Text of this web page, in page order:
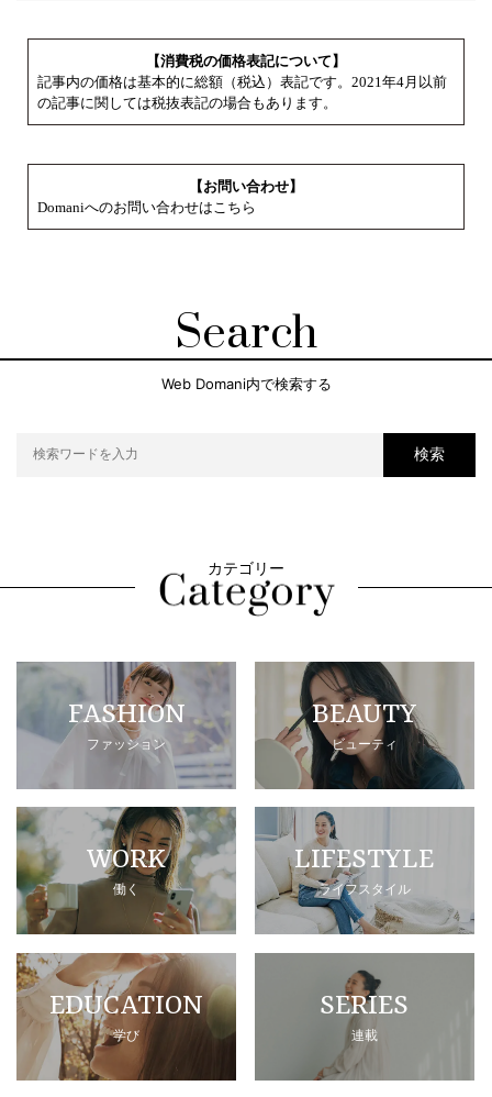
【消費税の価格表記について】
記事内の価格は基本的に総額（税込）表記です。2021年4月以前
の記事に関しては税抜表記の場合もあります。
【お問い合わせ】
Domaniへのお問い合わせはこちら
Search
Web Domani内で検索する
検索
カテゴリー
FASHION
ファッション
BEAUTY
ビューティ
WORK
働く
LIFESTYLE
ライフスタイル
EDUCATION
学び
SERIES
連載